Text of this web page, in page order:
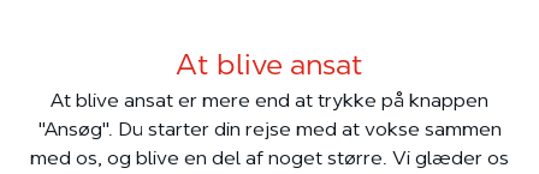
At blive ansat
At blive ansat er mere end at trykke på knappen
"Ansøg". Du starter din rejse med at vokse sammen
med os, og blive en del af noget større. Vi glæder os